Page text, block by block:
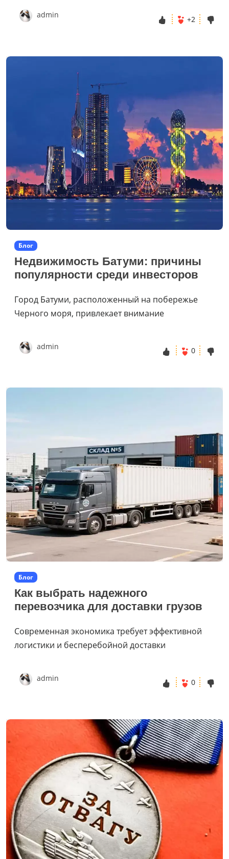
admin +2
Блог
Недвижимость Батуми: причины
популярности среди инвесторов
Город Батуми, расположенный на побережье
Черного моря, привлекает внимание
admin 0
Блог
Как выбрать надежного
перевозчика для доставки грузов
Современная экономика требует эффективной
логистики и бесперебойной доставки
admin 0